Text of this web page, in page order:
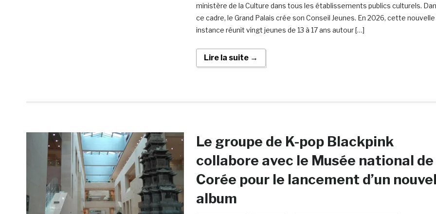
ministère de la Culture dans tous les établissements publics culturels.
ce cadre, le Grand Palais crée son Conseil Jeunes. En 2026, cette nouvelle
instance réunit vingt jeunes de 13 à 17 ans autour […]
Lire la suite →
Le groupe de K-pop Blackpink
collabore avec le Musée national de
Corée pour le lancement d’un
album